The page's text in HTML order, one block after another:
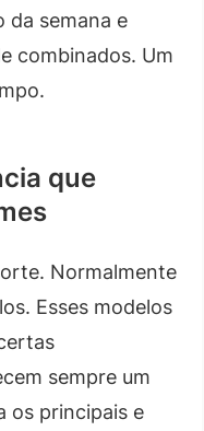
da semana e
combinados. Um
que
Normalmente
Esses modelos
sempre um
os principais e